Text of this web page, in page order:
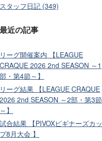
スタッフ日記 (349)
最近の記事
リーグ開催案内 【LEAGUE
CRAQUE 2026 2nd SEASON ～1
部・第4節～】
リーグ結果 【LEAGUE CRAQUE
2026 2nd SEASON ～2部・第3節
～】
試合結果 【PIVOXビギナーズカッ
プ8月大会 】